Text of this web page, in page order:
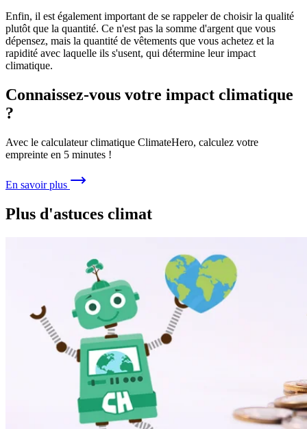
Enfin, il est également important de se rappeler de choisir la qualité
plutôt que la quantité. Ce n'est pas la somme d'argent que vous
dépensez, mais la quantité de vêtements que vous achetez et la
rapidité avec laquelle ils s'usent, qui détermine leur impact
climatique.
Connaissez-vous votre impact climatique
?
Avec le calculateur climatique ClimateHero, calculez votre
empreinte en 5 minutes !
En savoir plus
Plus d'astuces climat